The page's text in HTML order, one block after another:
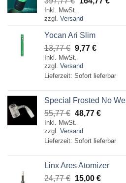
war:
397,77 €
Inkl. MwSt.
zzgl. Versand
Yocan Ari Slim
13,77€ Ursprünglicher
Preis
war:
13,77 €
9,77 €Aktueller
9,77 €.
Inkl. MwSt.
zzgl. Versand
Lieferzeit: Sofort lieferbar
Special Frosted No
55,77€ Ursprünglicher
Preis
war:
55,77 €
48,77 €
48,77 €.
Inkl. MwSt.
zzgl. Versand
Lieferzeit: Sofort lieferbar
Linx Ares Atomizer
24,77€ Ursprünglicher
15,00 €